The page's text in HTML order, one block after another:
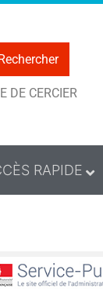
DE CERCIER
RAPIDE